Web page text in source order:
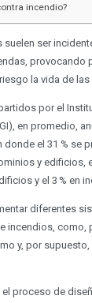
incendio?
ser
provocando
la vida de
por el
en promedio,
el 31 % se
y edificios,
y el 3 % en
diferentes
incendios, como,
y, por
proceso de